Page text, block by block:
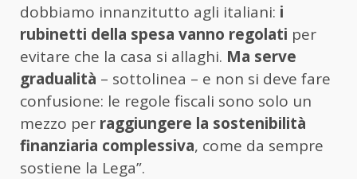
dobbiamo innanzitutto agli italiani: i
rubinetti della spesa vanno regolati per
evitare che la casa si allaghi. Ma serve
gradualità – sottolinea – e non si deve fare
confusione: le regole fiscali sono solo un
mezzo per raggiungere la sostenibilità
finanziaria complessiva, come da sempre
sostiene la Lega”.